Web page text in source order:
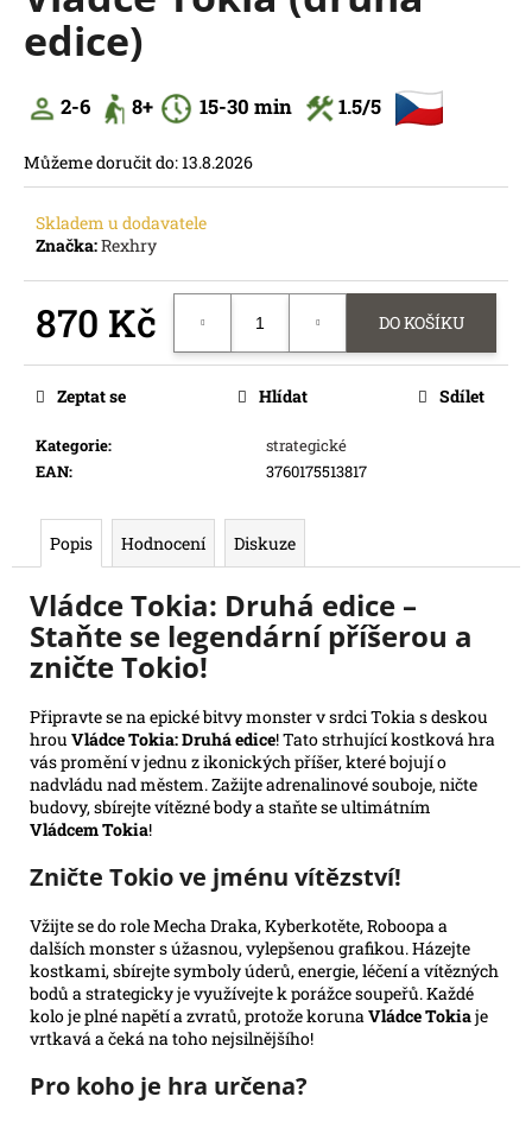
z
hvězdiček.
edice)
2-6 8+ 15-30 min 1.5/5
Můžeme doručit do:13.8.2026
Skladem u dodavatele
Značka:Rexhry
870 Kč DO KOŠÍKU
Kategorie:
strategické
EAN: 3760175513817
Zeptat se Hlídat Sdílet
Popis Hodnocení Diskuze
Vládce Tokia: Druhá edice –
Staňte se legendární příšerou a
zničte Tokio!
Připravte se na epické bitvy monster v srdci Tokia s deskou
hrou Vládce Tokia: Druhá edice! Tato strhující kostková hra
vás promění v jednu z ikonických příšer, které bojují o
nadvládu nad městem. Zažijte adrenalinové souboje, ničte
budovy, sbírejte vítězné body a staňte se ultimátním
Vládcem Tokia!
Zničte Tokio ve jménu vítězství!
Vžijte se do role Mecha Draka, Kyberkotěte, Roboopa a
dalších monster s úžasnou, vylepšenou grafikou. Házejte
kostkami, sbírejte symboly úderů, energie, léčení a vítězných
bodů a strategicky je využívejte k porážce soupeřů. Každé
kolo je plné napětí a zvratů, protože korunaVládce Tokiaje
vrtkavá a čeká na toho nejsilnějšího!
Pro koho je hra určena?
a
j
t
?
HLEDAT
D
o
p
o
u
m
e
RIFTBOUND:
OF
LEGENDS
TCG
UNLEASHED:
BOOSTER
Kč
Původně:
Kč